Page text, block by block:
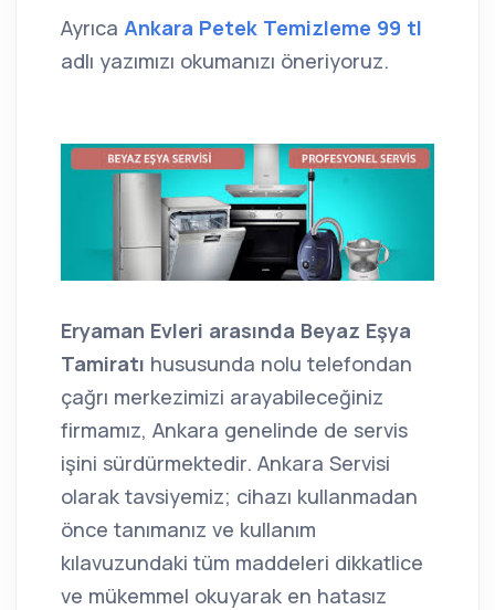
Ayrıca Ankara Petek Temizleme 99 tl
adlı yazımızı okumanızı öneriyoruz.
Eryaman Evleri arasında Beyaz Eşya
Tamiratı hususunda nolu telefondan
çağrı merkezimizi arayabileceğiniz
firmamız, Ankara genelinde de servis
işini sürdürmektedir. Ankara Servisi
olarak tavsiyemiz; cihazı kullanmadan
önce tanımanız ve kullanım
kılavuzundaki tüm maddeleri dikkatlice
ve mükemmel okuyarak en hatasız